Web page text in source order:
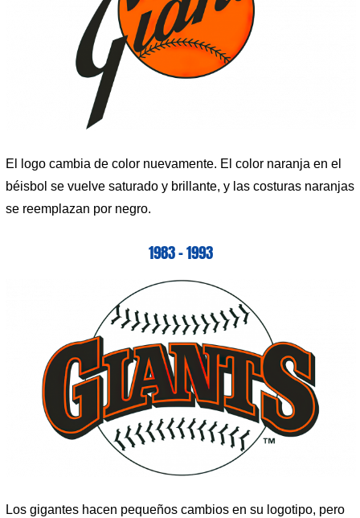
El logo cambia de color nuevamente. El color naranja en el
béisbol se vuelve saturado y brillante, y las costuras naranjas
se reemplazan por negro.
1983 – 1993
Los gigantes hacen pequeños cambios en su logotipo, pero